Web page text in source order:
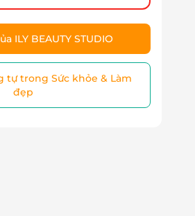
ILY BEAUTY STUDIO
tự trong Sức khỏe & Làm
đẹp